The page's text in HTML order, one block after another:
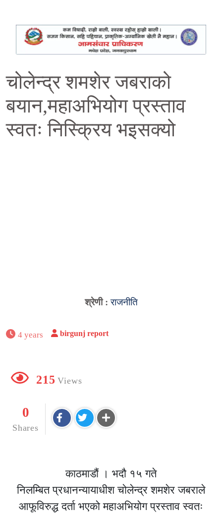
चोलेन्द्र शमशेर जबराको
बयान,महाअभियोग प्रस्ताव
स्वतः निस्क्रिय भइसक्यो
श्रेणी :राजनीति
4 years birgunj report
215 Views
0
Shares
काठमाडौं । भदौ १५ गते
निलम्बित प्रधानन्यायाधीश चोलेन्द्र शमशेर जबराले
आफूविरुद्ध दर्ता भएको महाअभियोग प्रस्ताव स्वतः